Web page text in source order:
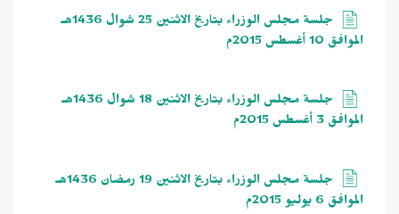
جلسة مجلس الوزراء بتاريخ الاثنين 25 شوال 1436هـ
الموافق 10 أغسطس 2015م
جلسة مجلس الوزراء بتاريخ الاثنين 18 شوال 1436هـ
الموافق 3 أغسطس 2015م
جلسة مجلس الوزراء بتاريخ الاثنين 19 رمضان 1436هـ
الموافق 6 يوليو 2015م